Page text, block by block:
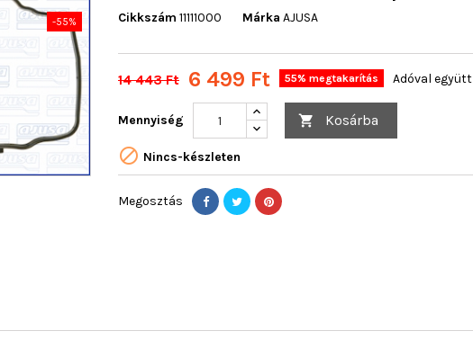
-55%
Cikkszám 11111000 Márka AJUSA
14 443 Ft 6 499 Ft 55% megtakarítás Adóval együtt
Mennyiség  Kosárba
 Nincs-készleten
Megosztás